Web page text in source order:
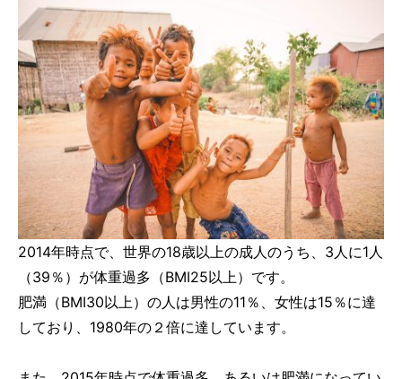
2014年時点で、世界の18歳以上の成人のうち、3人に1人
（39％）が体重過多（BMI25以上）です。
肥満（BMI30以上）の人は男性の11％、女性は15％に達
しており、1980年の２倍に達しています。